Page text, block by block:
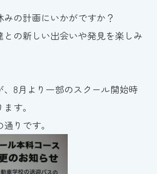
の計画にいかがですか？
との新しい出会いや発見を楽しみ
、8月より一部のスクール開始時
す。
りです。